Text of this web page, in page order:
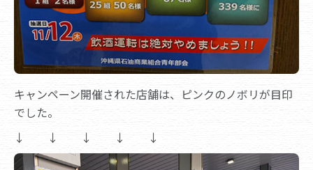
キャンペーン開催された店舗は、ピンクのノボリが目印
でした。
↓ ↓ ↓ ↓ ↓